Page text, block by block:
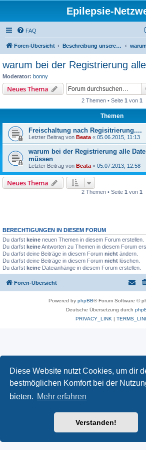
Diese Website nutzt Cookies, um dir
bestmöglichen Komfort bei der
bieten. Mehr erfahren
Verstanden!
Epilepsie-
FAQ
Foren-Übersicht Beschreibung unseres Forums
warum bei der Registrierung
Moderator: bonny
Neues Thema
2 Themen • Seite 1 von 1
Themen
Freischaltung nach Regisitrierung....
Letzter Beitrag von Beata « 05.06.2015, 11:13
warum bei der Registrierung alle
müssen
Letzter Beitrag von Beata « 05.07.2013, 12:58
Neues Thema
2 Themen • Seite 1 von 1
BERECHTIGUNGEN IN DIESEM FORUM
Du darfst keine neuen Themen in diesem Forum erstellen.
Du darfst keineAntworten zu Themen in diesem Forum
Du darfst deine Beiträge in diesem Forum nicht ändern.
Du darfst deine Beiträge in diesem Forum nicht löschen.
Du darfst keine Dateianhänge in diesem Forum erstellen.
Foren-Übersicht
Powered by phpBB® Forum Software ©
Deutsche Übersetzung durch
PRIVACY_LINK |